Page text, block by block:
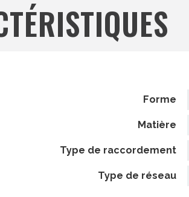
forme
matière
type de raccordement
type de réseau